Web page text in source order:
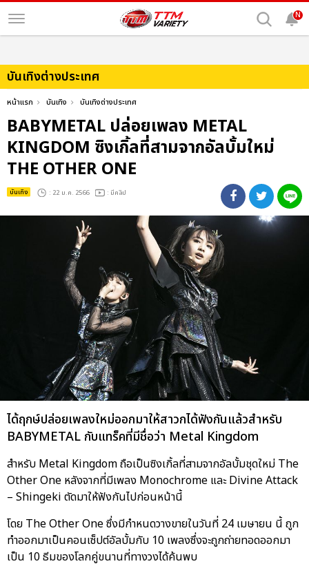
N
บันเทิงต่างประเทศ
หน้าแรก บันเทิง บันเทิงต่างประเทศ
BABYMETAL ปล่อยเพลง METAL
KINGDOM ซิงเกิ้ลที่สามจากอัลบั้มใหม่
THE OTHER ONE
บันเทิง : 22 ม.ค. 2566 : มีคลิป
ได้ฤกษ์ปล่อยเพลงใหม่ออกมาให้สาวกได้ฟังกันแล้วสำหรับ
BABYMETAL กับแทร็คที่มีชื่อว่า Metal Kingdom
สำหรับ Metal Kingdom ถือเป็นซิงเกิ้ลที่สามจากอัลบั้มชุดใหม่ The
Other One หลังจากที่มีเพลง Monochrome และ Divine Attack
– Shingeki ตัดมาให้ฟังกันไปก่อนหน้านี้
โดย The Other One ซึ่งมีกำหนดวางขายในวันที่ 24 เมษายน นี้ ถูก
ทำออกมาเป็นคอนเซ็ปต์อัลบั้มกับ 10 เพลงซึ่งจะถูกถ่ายทอดออกมา
เป็น 10 ธีมของโลกคู่ขนานที่ทางวงได้ค้นพบ